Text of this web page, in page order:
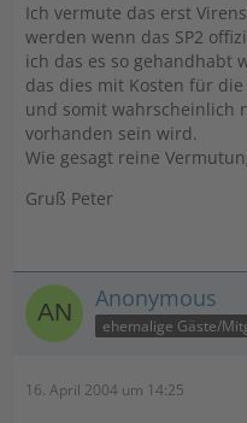
Ich vermute das erst
werden wenn das SP2
ich das es so gehandhabt
das dies mit Kosten für
und somit wahrscheinlich
vorhanden sein wird.
Wie gesagt reine
Gruß Peter
Anonymous
16. April 2004 um 14:25